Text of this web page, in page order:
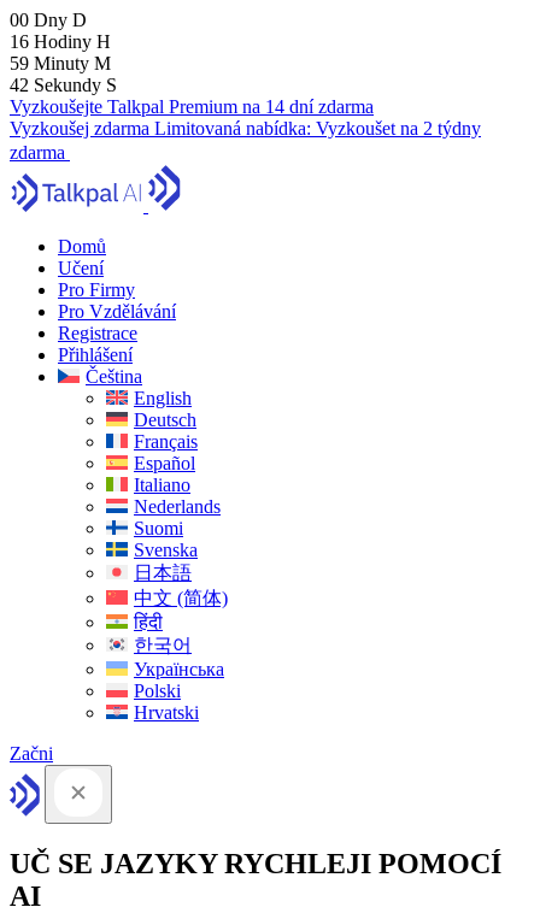
00 Dny D
16 Hodiny H
59 Minuty M
41 Sekundy S
Vyzkoušejte Talkpal Premium na 14 dní zdarma
Vyzkoušej zdarma Limitovaná nabídka: Vyzkoušet na 2 týdny
zdarma
Domů
Učení
Pro Firmy
Pro Vzdělávání
Registrace
Přihlášení
Čeština
English
Deutsch
Français
Español
Italiano
Nederlands
Suomi
Svenska
日本語
中文 (简体)
हिंदी
한국어
Українська
Polski
Hrvatski
Začni
UČ SE JAZYKY RYCHLEJI POMOCÍ
AI